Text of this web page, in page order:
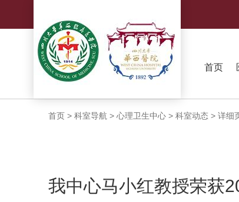
首页
首页 > 科室导航 > 心理卫生中心 > 科室动态 > 详细
我中心马小红教授荣获